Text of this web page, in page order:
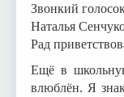
Звонкий
Наталья
Рад
Ещё в
влюблён. Я